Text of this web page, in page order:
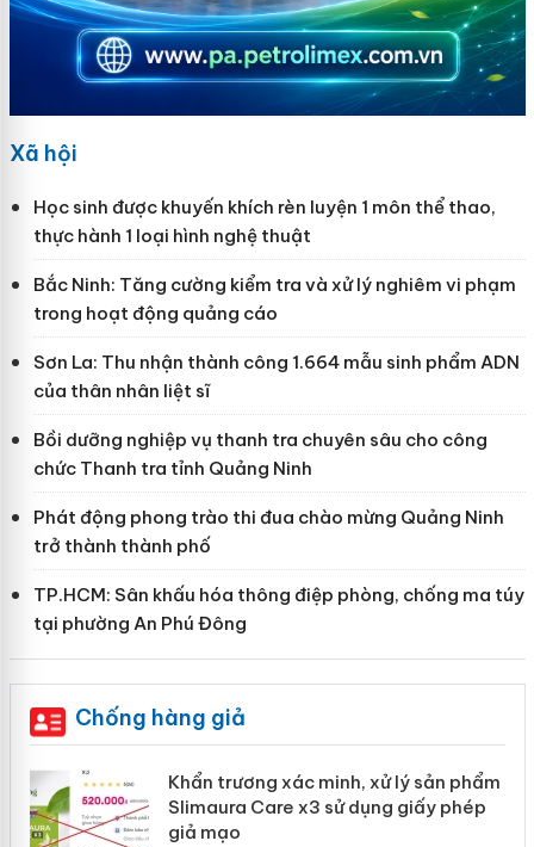
Xã hội
Học sinh được khuyến khích rèn luyện 1 môn thể thao,
thực hành 1 loại hình nghệ thuật
Bắc Ninh: Tăng cường kiểm tra và xử lý nghiêm vi phạm
trong hoạt động quảng cáo
Sơn La: Thu nhận thành công 1.664 mẫu sinh phẩm ADN
của thân nhân liệt sĩ
Bồi dưỡng nghiệp vụ thanh tra chuyên sâu cho công
chức Thanh tra tỉnh Quảng Ninh
Phát động phong trào thi đua chào mừng Quảng Ninh
trở thành thành phố
TP.HCM: Sân khấu hóa thông điệp phòng, chống ma túy
tại phường An Phú Đông
Chống hàng giả
Khẩn trương xác minh, xử lý sản phẩm
Slimaura Care x3 sử dụng giấy phép
giả mạo